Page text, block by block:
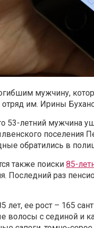
мужчину,
им. Ирины
53-летний мужчина
поселения
обратились в
также поиски 85-
Последний раз
лет, ее рост – 165
волосы с сединой и